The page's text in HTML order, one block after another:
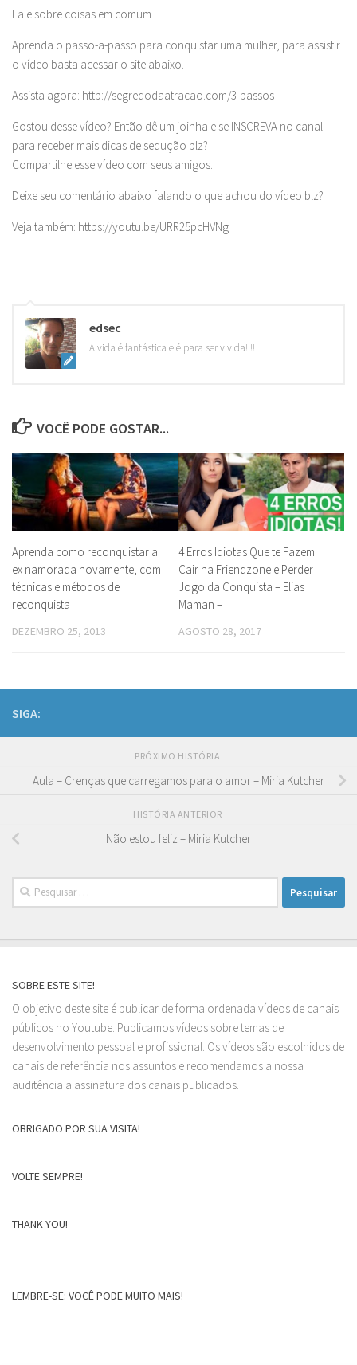
Fale sobre coisas em comum
Aprenda o passo-a-passo para conquistar uma mulher, para assistir
o vídeo basta acessar o site abaixo.
Assista agora: http://segredodaatracao.com/3-passos
Gostou desse vídeo? Então dê um joinha e se INSCREVA no canal
para receber mais dicas de sedução blz?
Compartilhe esse vídeo com seus amigos.
Deixe seu comentário abaixo falando o que achou do vídeo blz?
Veja também: https://youtu.be/URR25pcHVNg
edsec
A vida é fantástica e é para ser vivida!!!!
VOCÊ PODE GOSTAR...
Aprenda como reconquistar a
ex namorada novamente, com
técnicas e métodos de
reconquista
DEZEMBRO 25, 2013
4 Erros Idiotas Que te Fazem
Cair na Friendzone e Perder
Jogo da Conquista – Elias
Maman –
AGOSTO 28, 2017
SIGA:
PRÓXIMO HISTÓRIA
Aula – Crenças que carregamos para o amor – Miria Kutcher
HISTÓRIA ANTERIOR
Não estou feliz – Miria Kutcher
Pesquisar
por:
SOBRE ESTE SITE!
O objetivo deste site é publicar de forma ordenada vídeos de canais
públicos no Youtube. Publicamos vídeos sobre temas de
desenvolvimento pessoal e profissional. Os vídeos são escolhidos de
canais de referência nos assuntos e recomendamos a nossa
auditência a assinatura dos canais publicados.
OBRIGADO POR SUA VISITA!
VOLTE SEMPRE!
THANK YOU!
LEMBRE-SE: VOCÊ PODE MUITO MAIS!